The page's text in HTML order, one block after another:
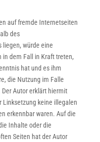
auf fremde Internetseiten
des
liegen, würde eine
dem Fall in Kraft treten,
hat und es ihm
die Nutzung im Falle
Autor erklärt hiermit
Linksetzung keine illegalen
erkennbar waren. Auf die
Inhalte oder die
Seiten hat der Autor